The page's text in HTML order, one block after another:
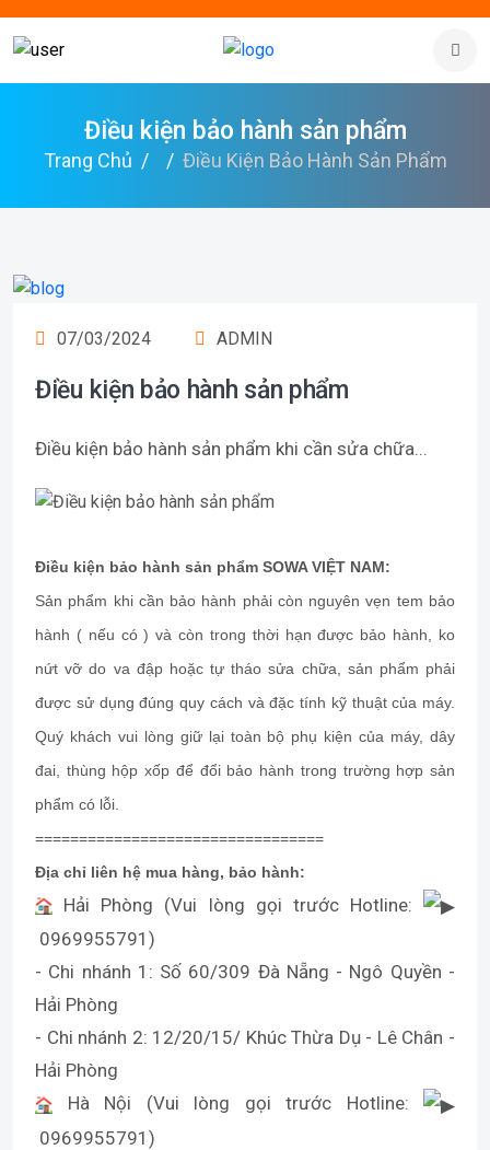
Điều kiện bảo hành sản phẩm
Trang Chủ Điều Kiện Bảo Hành Sản Phẩm
07/03/2024 ADMIN
Điều kiện bảo hành sản phẩm
Điều kiện bảo hành sản phẩm khi cần sửa chữa...
Điều kiện bảo hành sản phẩm SOWA VIỆT NAM:
Sản phẩm khi cần bảo hành phải còn nguyên vẹn tem bảo
hành ( nếu có ) và còn trong thời hạn được bảo hành, ko
nứt vỡ do va đập hoặc tự tháo sửa chữa, sản phẩm phải
được sử dụng đúng quy cách và đặc tính kỹ thuật của máy.
Quý khách vui lòng giữ lại toàn bộ phụ kiện của máy, dây
đai, thùng hộp xốp để đổi bảo hành trong trường hợp sản
phẩm có lỗi.
=================================
Địa chỉ liên hệ mua hàng, bảo hành:
Hải Phòng (Vui lòng gọi trước Hotline:
0969955791)
- Chi nhánh 1: Số 60/309 Đà Nẵng - Ngô Quyền -
Hải Phòng
- Chi nhánh 2: 12/20/15/ Khúc Thừa Dụ - Lê Chân -
Hải Phòng
Hà Nội (Vui lòng gọi trước Hotline:
0969955791)